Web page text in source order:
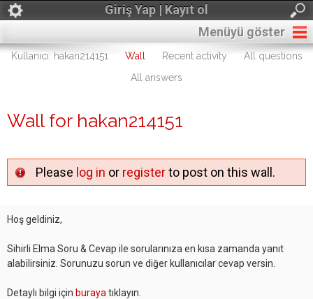
Giriş Yap | Kayıt ol
Menüyü göster
Kullanıcı: hakan214151 Wall Recent activity
All questions
All answers
Wall for hakan214151
Please log in or registerto post on this wall.
Hoş geldiniz,
Sihirli Elma Soru & Cevap ile sorularınıza en kısa zamanda yanıt
alabilirsiniz. Sorunuzu sorun ve diğer kullanıcılar cevap versin.
Detaylı bilgi için buraya tıklayın.